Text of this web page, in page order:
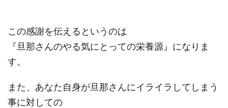
この感謝を伝えるというのは
『旦那さんのやる気にとっての栄養源』になりま
す。
また、あなた自身が旦那さんにイライラしてしまう
事に対しての